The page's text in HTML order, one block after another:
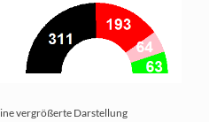
vergrößerte Darstellung